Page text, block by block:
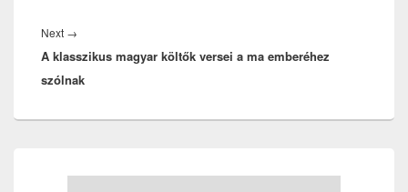
Next →
post:
A klasszikus magyar költők versei a ma emberéhez
szólnak